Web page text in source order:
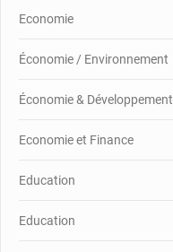
Economie
Économie / Environnement
Économie & Développement
Economie et Finance
Education
Education